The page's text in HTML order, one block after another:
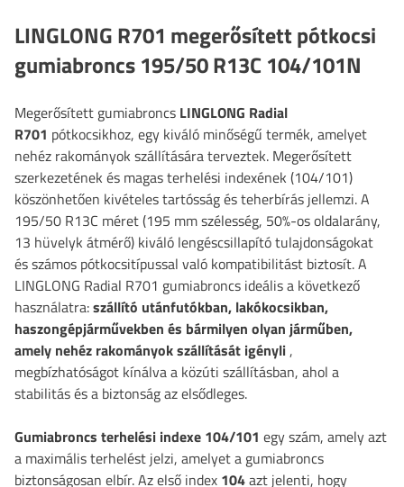
LINGLONG R701 megerősített pótkocsi
gumiabroncs 195/50 R13C 104/101N
Megerősített gumiabroncs LINGLONG Radial
R701 pótkocsikhoz, egy kiváló minőségű termék, amelyet
nehéz rakományok szállítására terveztek. Megerősített
szerkezetének és magas terhelési indexének (104/101)
köszönhetően kivételes tartósság és teherbírás jellemzi. A
195/50 R13C méret (195 mm szélesség, 50%-os oldalarány,
13 hüvelyk átmérő) kiváló lengéscsillapító tulajdonságokat
és számos pótkocsitípussal való kompatibilitást biztosít. A
LINGLONG Radial R701 gumiabroncs ideális a következő
használatra:szállító utánfutókban, lakókocsikban,
haszongépjárművekben és bármilyen olyan járműben,
amely nehéz rakományok szállítását igényli,
megbízhatóságot kínálva a közúti szállításban, ahol a
stabilitás és a biztonság az elsődleges.
Gumiabroncs terhelési indexe 104/101 egy szám, amely azt
a maximális terhelést jelzi, amelyet a gumiabroncs
biztonságosan elbír. Az első index 104azt jelenti, hogy